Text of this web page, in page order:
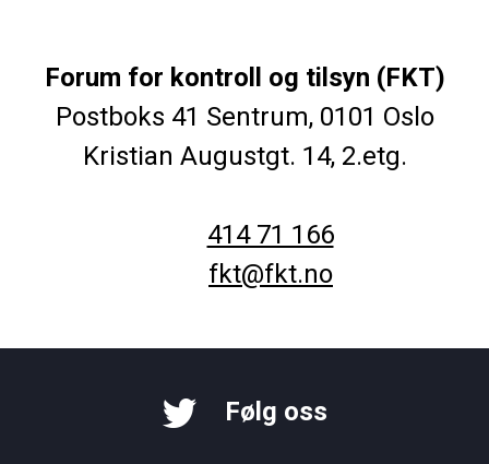
Forum for kontroll og tilsyn (FKT)
Postboks 41 Sentrum, 0101 Oslo
Kristian Augustgt. 14, 2.etg.
414 71 166
fkt@fkt.no
Følg oss